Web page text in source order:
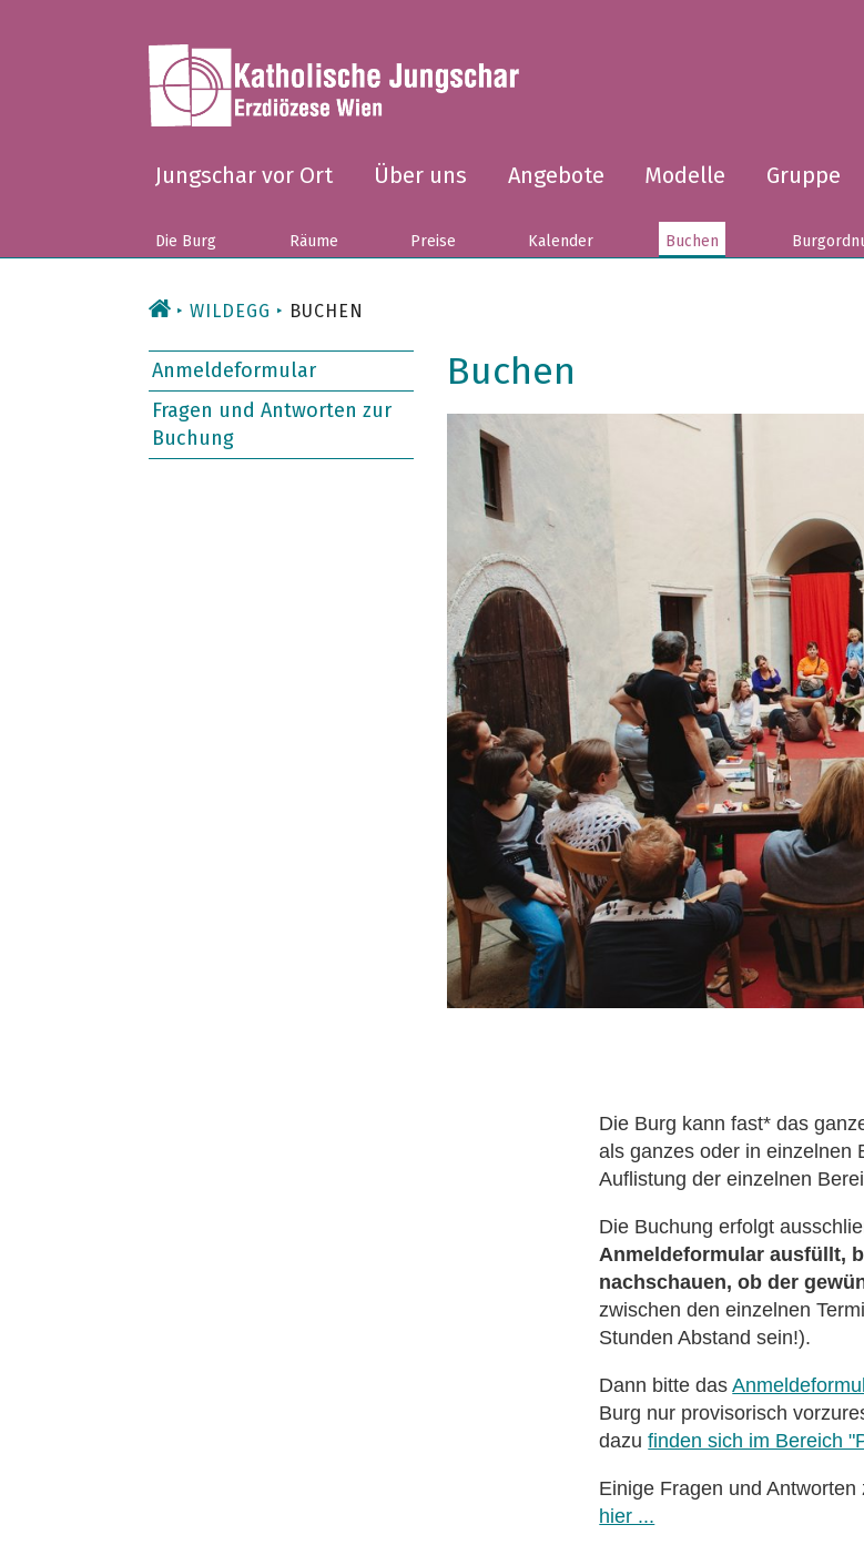
Jungschar vor Ort Über uns Angebote Modelle Gruppe
Die Burg Räume Preise Kalender Buchen
WILDEGG BUCHEN
Anmeldeformular
Fragen und Antworten zur
Buchung
Buchen
Die Burg kann fast* das
als ganzes oder in einzelnen
Auflistung der einzelnen
Die Buchung erfolgt
Anmeldeformular ausfüllt,
nachschauen, ob der
zwischen den einzelnen
Stunden Abstand sein!).
Dann bitte das
Burg nur provisorisch
dazufinden sich im Bereich
Einige Fragen und
hier ...